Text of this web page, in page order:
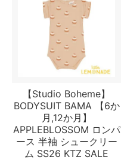
【Studio Boheme】
BODYSUIT BAMA 【6か
月,12か月】
APPLEBLOSSOM ロンパ
ース 半袖 シュークリー
ム SS26 KTZ SALE